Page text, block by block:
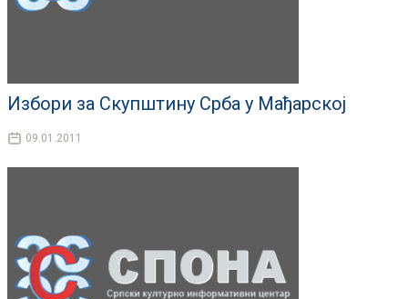
Избори за Скупштину Срба у Мађарској
09.01.2011